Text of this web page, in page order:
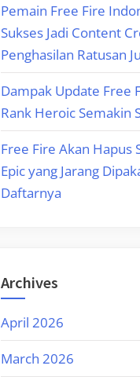
Pemain Free Fire
Sukses Jadi Content
Penghasilan Ratusan
Dampak Update Free
Rank Heroic Semakin
Free Fire Akan Hapus
Epic yang Jarang
Daftarnya
Archives
April 2026
March 2026